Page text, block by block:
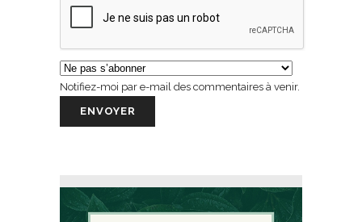
Notifiez-moi par e-mail des commentaires à venir.